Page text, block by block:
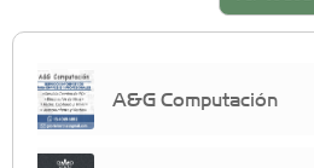
A&G Computación